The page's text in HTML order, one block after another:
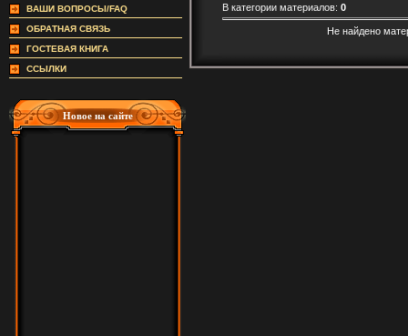
ВАШИ ВОПРОСЫ/FAQ
ОБРАТНАЯ СВЯЗЬ
ГОСТЕВАЯ КНИГА
ССЫЛКИ
Новое на сайте
В категории материалов: 0
Не найдено